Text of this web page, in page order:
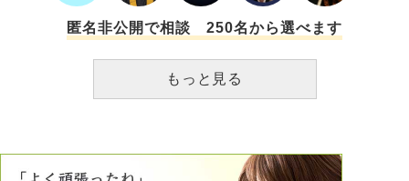
私には出来ません、出来た試しがないのです。紙に書いた
り、スマホにメモをしてもそれが続かないのです。 私は現
すがどうしようも無い状況をどう治せばよいのでしょうか。
拙い文章、並びに長くなってしまい申し訳ございません、何
匿名非公開で相談 250名から選べます
もっと見る